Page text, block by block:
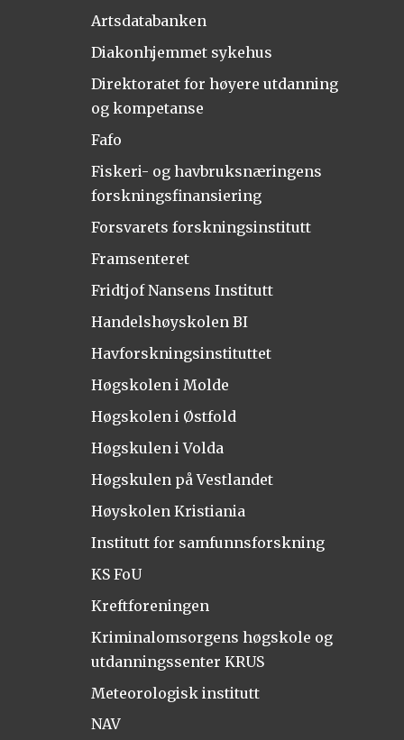
Artsdatabanken
Diakonhjemmet sykehus
Direktoratet for høyere utdanning
og kompetanse
Fafo
Fiskeri- og havbruksnæringens
forskningsfinansiering
Forsvarets forskningsinstitutt
Framsenteret
Fridtjof Nansens Institutt
Handelshøyskolen BI
Havforskningsinstituttet
Høgskolen i Molde
Høgskolen i Østfold
Høgskulen i Volda
Høgskulen på Vestlandet
Høyskolen Kristiania
Institutt for samfunnsforskning
KS FoU
Kreftforeningen
Kriminalomsorgens høgskole og
utdanningssenter KRUS
Meteorologisk institutt
NAV